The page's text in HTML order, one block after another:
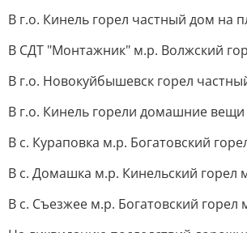
В г.о. Кинель горел частный дом на
В СДТ "Монтажник" м.р. Волжский
В г.о. Новокуйбышевск горел
В г.о. Кинель горели домашние
В с. Кураповка м.р. Богатовский
В с. Домашка м.р. Кинельский горел
В с. Съезжее м.р. Богатовский